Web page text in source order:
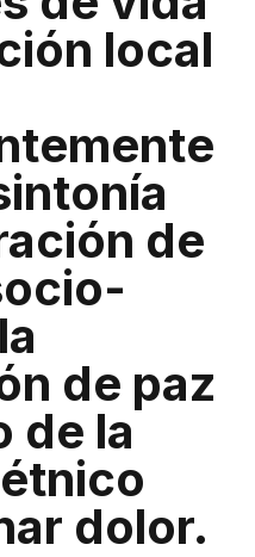
local
de
de paz
de la
dolor.